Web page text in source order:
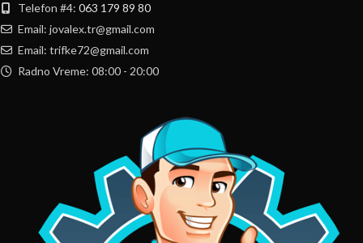
Telefon #4: 063 179 89 80
Email: jovalex.tr@gmail.com
Email: trifke72@gmail.com
Radno Vreme: 08:00 - 20:00